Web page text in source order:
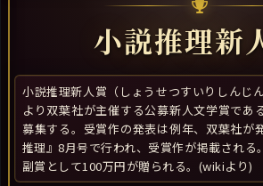
小説推理新
小説推理新人賞（しょうせつすいりしんじ
より双葉社が主催する公募新人文学賞であ
募集する。受賞作の発表は例年、双葉社が
推理』8月号で行われ、受賞作が掲載される
副賞として100万円が贈られる。(wikiより)